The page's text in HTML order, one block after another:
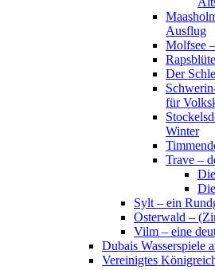
Ausflug
Molfsee
Der
für
Winter
Trave –
Sylt – ein
Osterwald –
Vilm – eine
Dubais Wasserspiele
Vereinigtes